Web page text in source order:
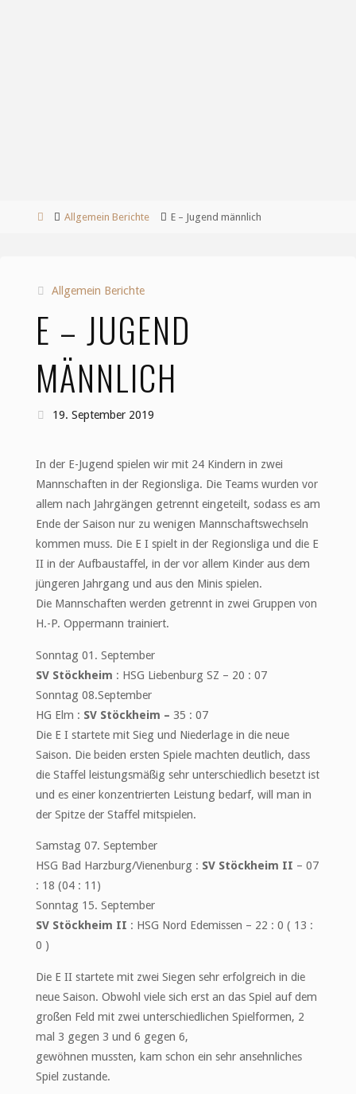
StartAllgemein Berichte E – Jugend männlich
Allgemein Berichte
E – JUGEND
MÄNNLICH
19. September 2019
In der E-Jugend spielen wir mit 24 Kindern in zwei
Mannschaften in der Regionsliga. Die Teams wurden vor
allem nach Jahrgängen getrennt eingeteilt, sodass es am
Ende der Saison nur zu wenigen Mannschaftswechseln
kommen muss. Die E I spielt in der Regionsliga und die E
II in der Aufbaustaffel, in der vor allem Kinder aus dem
jüngeren Jahrgang und aus den Minis spielen.
Die Mannschaften werden getrennt in zwei Gruppen von
H.-P. Oppermann trainiert.
Sonntag 01. September
SV Stöckheim : HSG Liebenburg SZ – 20 : 07
Sonntag 08.September
HG Elm : SV Stöckheim – 35 : 07
Die E I startete mit Sieg und Niederlage in die neue
Saison. Die beiden ersten Spiele machten deutlich, dass
die Staffel leistungsmäßig sehr unterschiedlich besetzt ist
und es einer konzentrierten Leistung bedarf, will man in
der Spitze der Staffel mitspielen.
Samstag 07. September
HSG Bad Harzburg/Vienenburg : SV Stöckheim II – 07
: 18 (04 : 11)
Sonntag 15. September
SV Stöckheim II : HSG Nord Edemissen – 22 : 0 ( 13 :
0 )
Die E II startete mit zwei Siegen sehr erfolgreich in die
neue Saison. Obwohl viele sich erst an das Spiel auf dem
großen Feld mit zwei unterschiedlichen Spielformen, 2
mal 3 gegen 3 und 6 gegen 6,
gewöhnen mussten, kam schon ein sehr ansehnliches
Spiel zustande.